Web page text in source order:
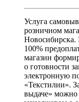
Услуга
розничном
Новосибирска.
100%
магазин
о готовности
электронную
«Текстилии».
выдаче» можно